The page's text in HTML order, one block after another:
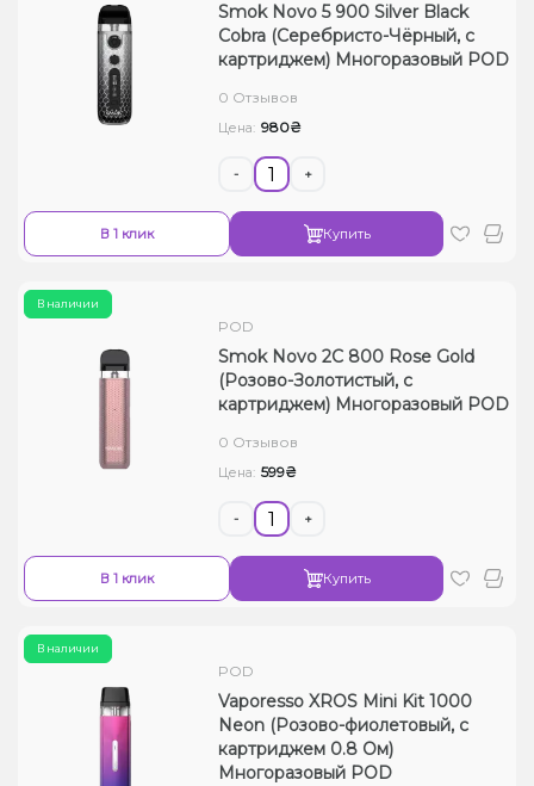
Smok Novo 5 900 Silver Black
Cobra (Серебристо-Чёрный, с
картриджем) Многоразовый POD
0 Отзывов
Цена: 980₴
- +
В 1 клик Купить
В наличии
POD
Smok Novo 2C 800 Rose Gold
(Розово-Золотистый, с
картриджем) Многоразовый POD
0 Отзывов
Цена: 599₴
- +
В 1 клик Купить
В наличии
POD
Vaporesso XROS Mini Kit 1000
Neon (Розово-фиолетовый, с
картриджем 0.8 Ом)
Многоразовый POD